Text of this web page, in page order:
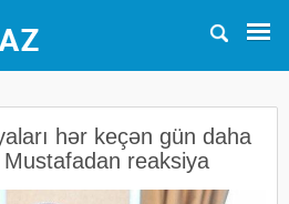
hər keçən gün daha
reaksiya